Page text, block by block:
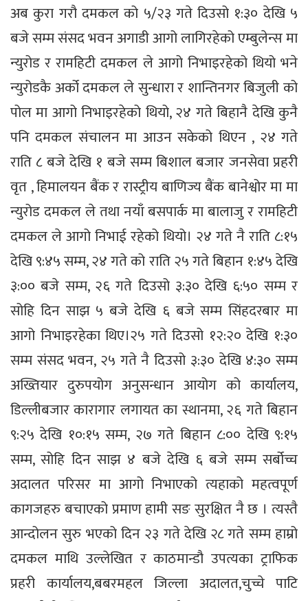
अब कुरा गरौ दमकल को ५/२३ गते दिउसो १:३० देखि ५
बजे सम्म संसद भवन अगाडी आगो लागिरहेको एम्बुलेन्स मा
न्युरोड र रामहिटी दमकल ले आगो निभाइरहेको थियो भने
न्युरोडकै अर्को दमकल ले सुन्धारा र शान्तिनगर बिजुली को
पोल मा आगो निभाइरहेको थियो, २४ गते बिहानै देखि कुनै
पनि दमकल संचालन मा आउन सकेको थिएन , २४ गते
राति ८ बजे देखि १ बजे सम्म बिशाल बजार जनसेवा प्रहरी
वृत , हिमालयन बैंक र रास्ट्रीय बाणिज्य बैंक बानेश्वोर मा मा
न्युरोड दमकल ले तथा नयाँ बसपार्क मा बालाजु र रामहिटी
दमकल ले आगो निभाई रहेको थियो। २४ गते नै राति ८:१५
देखि ९:४५ सम्म, २४ गते को राति २५ गते बिहान १:४५ देखि
३:०० बजे सम्म, २६ गते दिउसो ३:३० देखि ६:५० सम्म र
सोहि दिन साझ ५ बजे देखि ६ बजे सम्म सिंहदरबार मा
आगो निभाइरहेका थिए।२५ गते दिउसो १२:२० देखि १:३०
सम्म संसद भवन, २५ गते नै दिउसो ३:३० देखि ४:३० सम्म
अख्तियार दुरुपयोग अनुसन्धान आयोग को कार्यालय,
डिल्लीबजार कारागार लगायत का स्थानमा, २६ गते बिहान
९:२५ देखि १०:१५ सम्म, २७ गते बिहान ८:०० देखि ९:१५
सम्म, सोहि दिन साझ ४ बजे देखि ६ बजे सम्म सर्बोच्च
अदालत परिसर मा आगो निभाएको त्यहाको महत्वपूर्ण
कागजहरु बचाएको प्रमाण हामी सङ सुरक्षित नै छ । त्यस्तै
आन्दोलन सुरु भएको दिन २३ गते देखि २८ गते सम्म हाम्रो
दमकल माथि उल्लेखित र काठमान्डौ उपत्यका ट्राफिक
प्रहरी कार्यालय,बबरमहल जिल्ला अदालत,चुच्चे पाटि